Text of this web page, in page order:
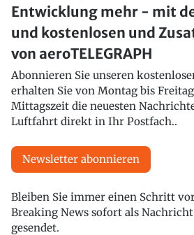
Entwicklung mehr - mit
und kostenlosen und
von aeroTELEGRAPH
Abonnieren Sie unseren
erhalten Sie von Montag bis
Mittagszeit die neuesten
Luftfahrt direkt in Ihr Postfach..
Newsletter abonnieren
Bleiben Sie immer einen Schritt
Breaking News sofort als
gesendet.